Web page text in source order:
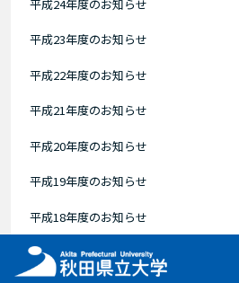
平成24年度のお知らせ
平成23年度のお知らせ
平成22年度のお知らせ
平成21年度のお知らせ
平成20年度のお知らせ
平成19年度のお知らせ
平成18年度のお知らせ